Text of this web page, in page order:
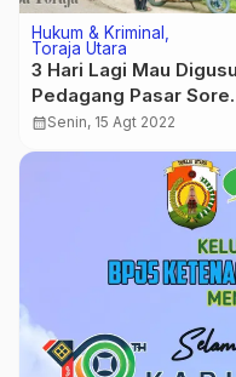
Hukum & Kriminal
Toraja Utara
3 Hari Lagi Mau
Pedagang Pasar Sore
Rantepao Belum Dapat
Tempat yang Layak
calendar_monthSenin, 15 Agt 2022